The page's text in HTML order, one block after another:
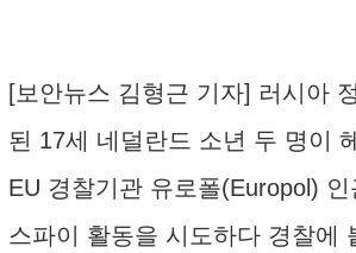
[보안뉴스 김형근 기자] 러시아
된 17세 네덜란드 소년 두 명이
EU 경찰기관 유로폴(Europol) 인
스파이 활동을 시도하다 경찰에